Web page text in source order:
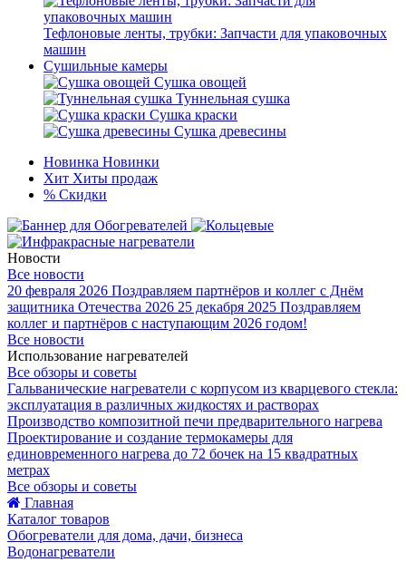
Тефлоновые ленты, трубки: Запчасти для упаковочных
машин
Сушильные камеры
Сушка овощей
Туннельная сушка
Сушка краски
Сушка древесины
Новинка Новинки
Хит Хиты продаж
% Скидки
Новости
Все новости
20 февраля 2026 Поздравляем партнёров и коллег с Днём
защитника Отечества 2026 25 декабря 2025 Поздравляем
коллег и партнёров с наступающим 2026 годом!
Все новости
Использование нагревателей
Все обзоры и советы
Гальванические нагреватели с корпусом из кварцевого стекла:
эксплуатация в различных жидкостях и растворах
Производство композитной печи предварительного нагрева
Проектирование и создание термокамеры для
единовременного нагрева до 72 бочек на 15 квадратных
метрах
Все обзоры и советы
Главная
Каталог товаров
Обогреватели для дома, дачи, бизнеса
Водонагреватели